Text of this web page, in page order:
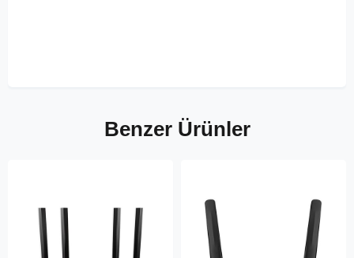
Benzer Ürünler